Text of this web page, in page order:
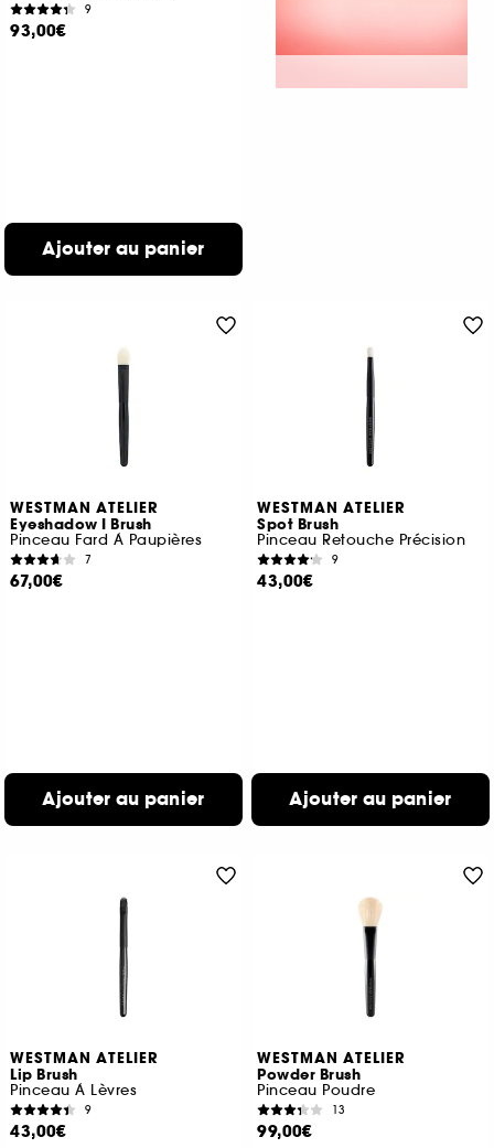
9
93,00€
Ajouter au panier
WESTMAN ATELIER
Eyeshadow I Brush
Pinceau Fard À Paupières
7
67,00€
Ajouter au panier
WESTMAN ATELIER
Spot Brush
Pinceau Retouche Précision
9
43,00€
Ajouter au panier
WESTMAN ATELIER
Lip Brush
Pinceau À Lèvres
9
43,00€
WESTMAN ATELIER
Powder Brush
Pinceau Poudre
13
99,00€